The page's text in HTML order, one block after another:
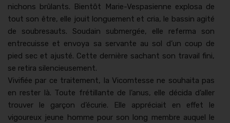
nichons brûlants. Bien­tôt Marie-Ves­pasi­enne explosa de
tout son être, elle jouit longue­ment et cria, le bassin agité
de soubre­sauts. Soudain sub­mergée, elle refer­ma son
entre­cuisse et envoya sa ser­vante au sol d’un coup de
pied sec et ajusté. Cette dernière sachant son tra­vail fini,
se reti­ra silen­cieuse­ment.
Viv­i­fiée par ce traite­ment, la Vicomtesse ne souhai­ta pas
en rester là. Toute frétil­lante de l’anus, elle déci­da d’aller
trou­ver le garçon d’écurie. Elle appré­ci­ait en effet le
vigoureux jeune homme pour son long mem­bre auquel le